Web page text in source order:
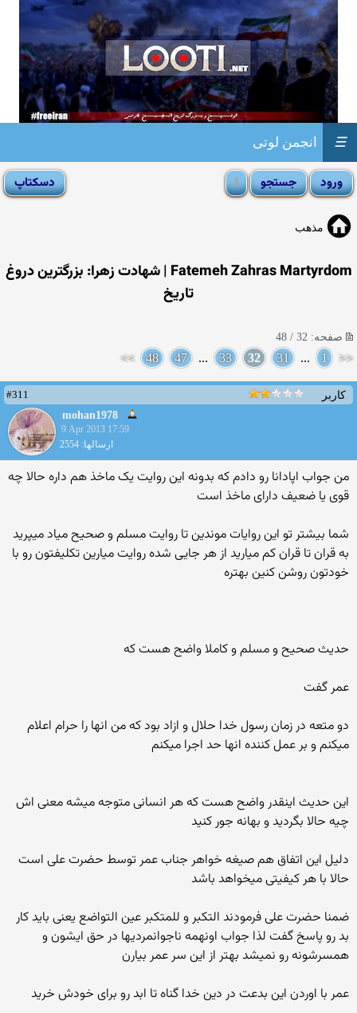
انجمن لوتی ☰
مذهب
Fatemeh Zahras Martyrdom | شهادت زهرا: بزرگترین دروغ
تاریخ
صفحه: 32 / 48
<<
1
...
31
32
33
...
47
48
>>
کاربر
#311
mohan1978
9 Apr 2013 17:59
ارسالها: 2554
من جواب اپادانا رو دادم که بدونه این روایت یک ماخذ هم داره حالا چه
قوی یا ضعیف دارای ماخذ است
شما بیشتر تو این روایات موندین تا روایت مسلم و صحیح میاد میپرید
به قران تا قران کم میارید از هر جایی شده روایت میارین تکلیفتون رو با
خودتون روشن کنین بهتره
حدیث صحیح و مسلم و کاملا واضح هست که
عمر گفت
دو متعه در زمان رسول خدا حلال و ازاد بود که من انها را حرام اعلام
میکنم و بر عمل کننده انها حد اجرا میکنم
این حدیث اینقدر واضح هست که هر انسانی متوجه میشه معنی اش
چیه حالا بگردید و بهانه جور کنید
دلیل این اتفاق هم صیغه خواهر جناب عمر توسط حضرت علی است
حالا با هر کیفیتی میخواهد باشد
ضمنا حضرت علی فرمودند التکبر و للمتکبر عین التواضع یعنی باید کار
بد رو پاسخ گفت لذا جواب اونهمه ناجوانمردیها در حق ایشون و
همسرشونه رو نمیشد بهتر از این سر عمر بیارن
عمر با اوردن این بدعت در دین خدا گناه تا ابد رو برای خودش خرید